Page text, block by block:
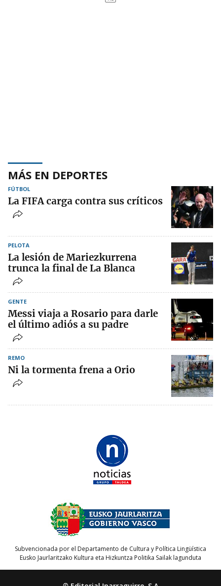
MÁS EN DEPORTES
FÚTBOL
La FIFA carga contra sus críticos
PELOTA
La lesión de Mariezkurrena
trunca la final de La Blanca
GENTE
Messi viaja a Rosario para darle
el último adiós a su padre
REMO
Ni la tormenta frena a Orio
Subvencionada por el Departamento de Cultura y Política Lingüística
Eusko Jaurlaritzako Kultura eta Hizkuntza Politika Sailak lagunduta